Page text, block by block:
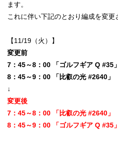
ます。
これに伴い下記のとおり編成を変更
【11/19（火）】
変更前
7：45～8：00 「ゴルフギア Q #35」
8：45～9：00 「比叡の光 #2640」
↓
変更後
7：45～8：00 「比叡の光 #2640」
8：45～9：00 「ゴルフギア Q #35」